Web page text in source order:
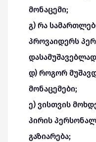
მონაცემი;
გ) რა
პროვაიდერს
დ) როგორ
მონაცემები;
ე) ვისთვის
პირის
გაზიარება;